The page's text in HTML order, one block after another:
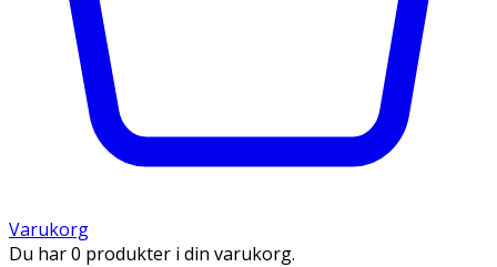
Varukorg
Du har 0 produkter i din varukorg.